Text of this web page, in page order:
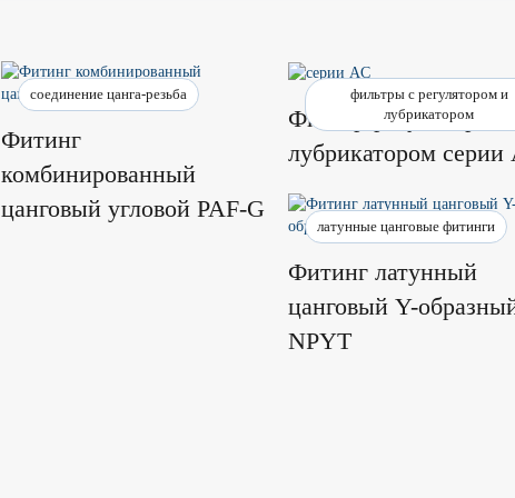
соединение цанга-резьба
Фитинг
комбинированный
цанговый угловой PAF-G
фильтры с регулятором и
лубрикатором
Фильтр-регулятор с
лубрикатором серии
латунные цанговые фитинги
Фитинг латунный
цанговый Y-
NPYT